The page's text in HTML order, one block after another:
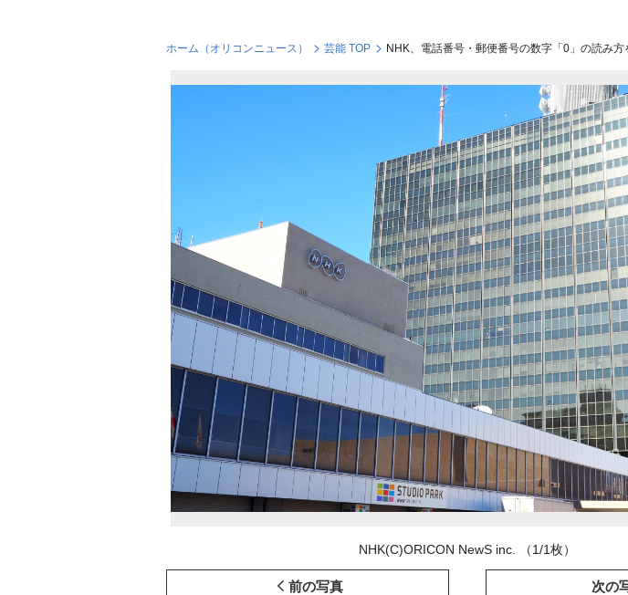
ホーム（オリコンニュース） 芸能 TOP NHK、電話番号・郵便番号の数字「0」の読み
NHK(C)ORICON NewS inc. （1/1枚）
前の写真 次の